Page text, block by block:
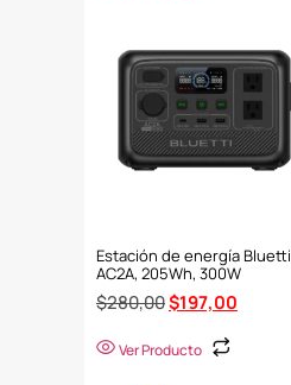
Estación de energía Bluetti
AC2A, 205Wh, 300W
$280,00$197,00
Ver Producto